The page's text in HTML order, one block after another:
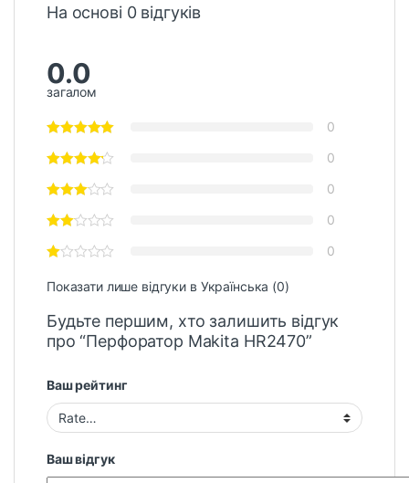
На основі 0 відгуків
0.0
загалом
0
0
0
0
0
Показати лише відгуки в Українська (0)
Будьте першим, хто залишить відгук
про “Перфоратор Makita HR2470”
Ваш рейтинг
Ваш відгук